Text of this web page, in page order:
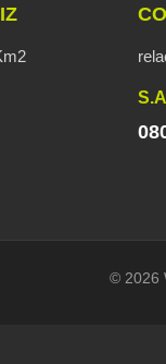
© 2026